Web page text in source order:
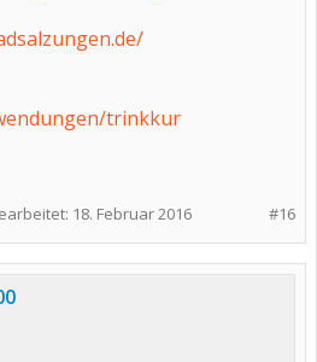
trinkkur
#16
18. Februar 2016